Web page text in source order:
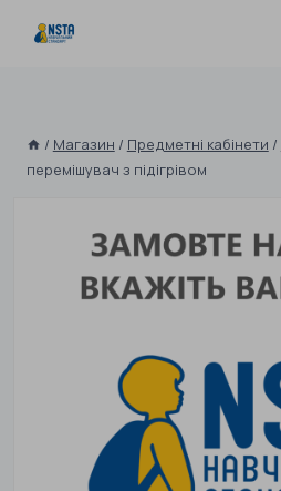
/ Магазин / Предметні кабінети /
перемішувач з підігрівом